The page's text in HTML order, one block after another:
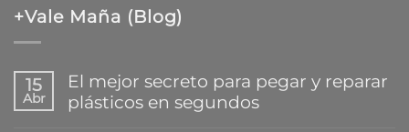
+Vale Maña (Blog)
15
Abr
El mejor secreto para pegar y reparar
plásticos en segundos